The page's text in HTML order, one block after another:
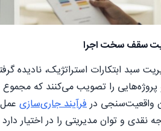
سقف سخت اجرا
سبد ابتکارات استراتژیک، نادیده
را تصویب می‌کنند که مجموع
واقعیت‌سنجی درفرآیند جاری‌سازی
و توان مدیریتی را در اختیار